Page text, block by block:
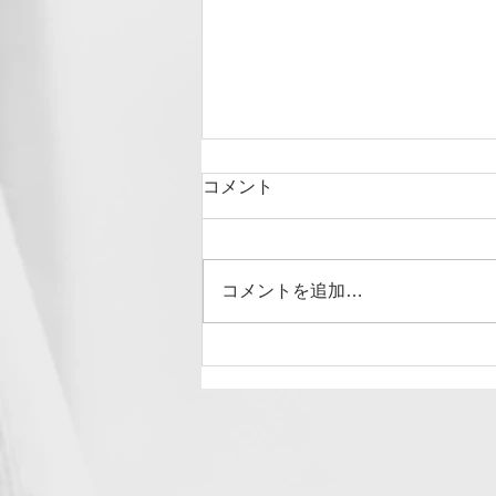
５周年になりました
コメント
コメントを追加…